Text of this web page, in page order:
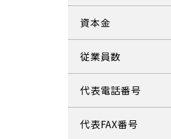
資本金
従業員数
代表電話番号
代表FAX番号